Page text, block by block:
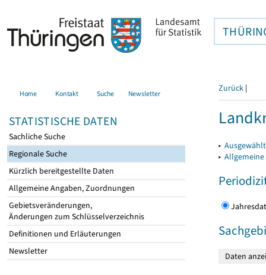
Home Kontakt Suche Newsletter
STATISTISCHE DATEN
Sachliche Suche
Regionale Suche
Kürzlich bereitgestellte Daten
Allgemeine Angaben, Zuordnungen
Gebietsveränderungen,
Änderungen zum Schlüsselverzeichnis
Definitionen und Erläuterungen
Newsletter
Zurück |
▸
▸